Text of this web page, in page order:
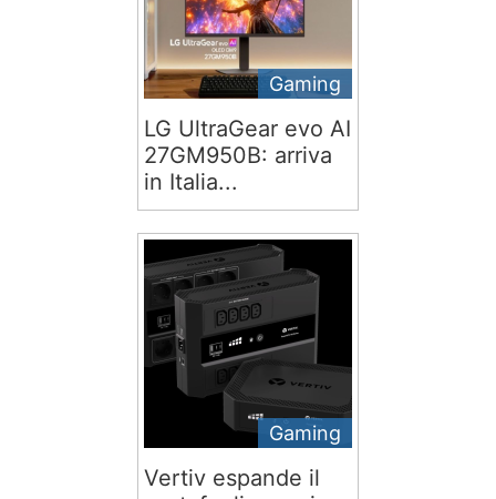
Gaming
LG UltraGear evo AI
27GM950B: arriva
in Italia...
Gaming
Vertiv espande il